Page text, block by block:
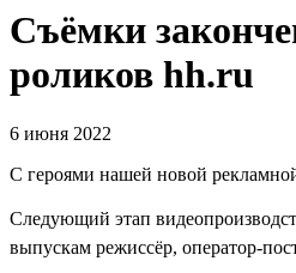
Съёмки
роликов hh.ru
6 июня 2022
С героями нашей новой
Следующий этап
выпускам режиссёр, оператор-